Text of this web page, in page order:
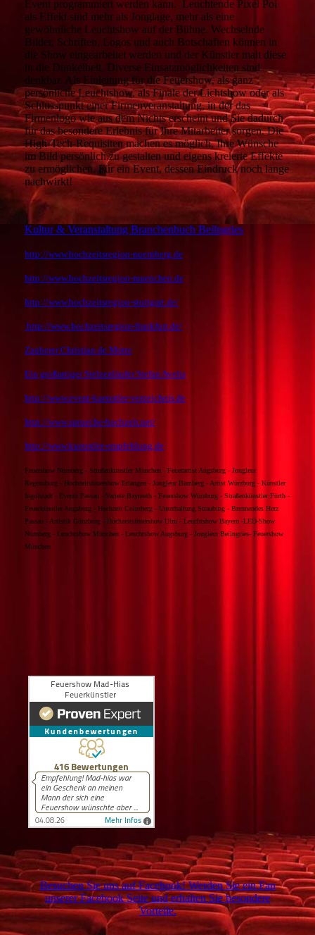
Event programmiert werden kann. Leuchtende Pixel Poi
als Effekt sind mehr als Jonglage, mehr als eine
gewöhnliche Leuchtshow auf der Bühne. Wechselnde
Bilder, Schriften, Logos und auch Botschaften können in
die Show eingearbeitet werden und der Künstler malt diese
in die Dunkelheit. Diverse Einsatzmöglichkeiten sind
denkbar. Als Einleitung für die Feuershow, als ganz
persönliche Leuchtshow, als Finale der Lichtshow oder als
Schlusspunkt einer Firmenveranstaltung, in der das
Firmenlogo wie aus dem Nichts erscheint und Sie dadurch
für das besondere Erlebnis für Ihre Mitarbeiter sorgen. Die
High-Tech-Requisiten machen es möglich, Ihre Wünsche
im Bild persönlich zu gestalten und eigens kreierte Effekte
zu ermöglichen. Für ein Event, dessen Eindruck noch lange
nachwirkt!
Kultur & Veranstaltung Branchenbuch Beilngries
http://www.hochzeitsregion-nuernberg.de
http://www.hochzeitsregion-muenchen.de
http://www.hochzeitsregion-stuttgart.de/
http://www.hochzeitsregion-frankfurt.de/
Zauberer Christian de Motte
Ein großartiger Stelzenläufer Stefan Avelis
http://www.event-kuenstler-verzeichnis.de
http://www.sprueche-hochzeit.net/
http://www.kuenstler-empfehlung.de
Feuershow Nürnberg - Straßenkünstler München - Feuerartist Augsburg - Jongleur
Regensburg - Hochzeitsfeuershow Erlangen - Jongleur Bamberg - Artist Würzburg - Künstler
Ingolstadt - Events Passau - Variete Bayreuth - Feuershow Würzburg - Straßenkünstler Fürth -
Feuerkünstler Augsburg - Hochzeit Colmberg - Unterhaltung Straubing - Brennendes Herz
Passau - Artistik Günzburg - Hochzeitsfeuershow Ulm - Leuchtshow Bayern -LED-Show
Nürnberg - Leuchtshow München - Leuchtshow Augsburg - Jongleur Beilngries- Feuershow
München
Besuchen Sie uns auf Facebook! Werden Sie ein Fan
unserer Facebook Seite und erhalten Sie besondere
Vorteile.